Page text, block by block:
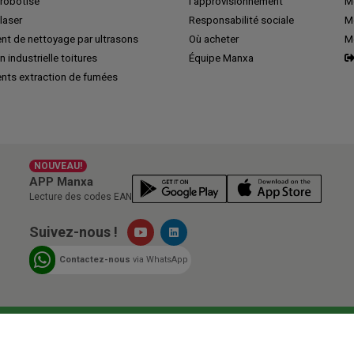
de nettoyage par ultrasons
industrielle toitures
extraction de fumées
Responsabilité sociale
Où acheter
Équipe Manxa
NOUVEAU!
APP Manxa
Lecture des codes EAN
Suivez-nous !
Contactez-nous via WhatsApp